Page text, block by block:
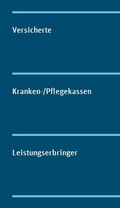
Inhaltsübersicht
Versicherte
Kranken-/Pflegekassen
Leistungserbringer